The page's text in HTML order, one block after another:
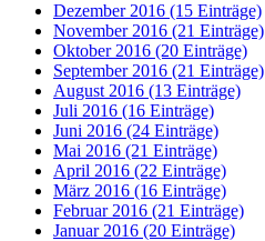
Dezember 2016 (15 Einträge)
November 2016 (21 Einträge)
Oktober 2016 (20 Einträge)
September 2016 (21 Einträge)
August 2016 (13 Einträge)
Juli 2016 (16 Einträge)
Juni 2016 (24 Einträge)
Mai 2016 (21 Einträge)
April 2016 (22 Einträge)
März 2016 (16 Einträge)
Februar 2016 (21 Einträge)
Januar 2016 (20 Einträge)